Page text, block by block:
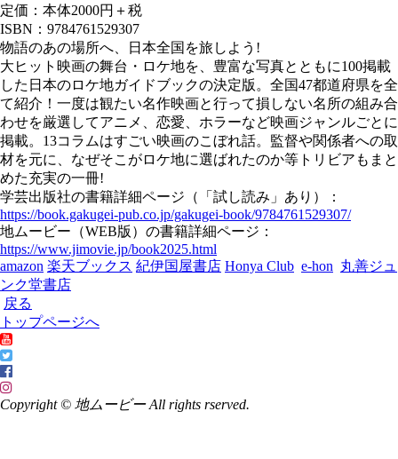
定価：本体2000円＋税
ISBN：9784761529307
物語のあの場所へ、日本全国を旅しよう!
大ヒット映画の舞台・ロケ地を、豊富な写真とともに100掲載
した日本のロケ地ガイドブックの決定版。全国47都道府県を全
て紹介！一度は観たい名作映画と行って損しない名所の組み合
わせを厳選してアニメ、恋愛、ホラーなど映画ジャンルごとに
掲載。13コラムはすごい映画のこぼれ話。監督や関係者への取
材を元に、なぜそこがロケ地に選ばれたのか等トリビアもまと
めた充実の一冊!
学芸出版社の書籍詳細ページ（「試し読み」あり）：
https://book.gakugei-pub.co.jp/gakugei-book/9784761529307/
地ムービー（WEB版）の書籍詳細ページ：
https://www.jimovie.jp/book2025.html
amazon 楽天ブックス 紀伊国屋書店 Honya Club e-hon 丸善ジュ
ンク堂書店
戻る
トップページへ
Copyright © 地ムービー All rights rserved.